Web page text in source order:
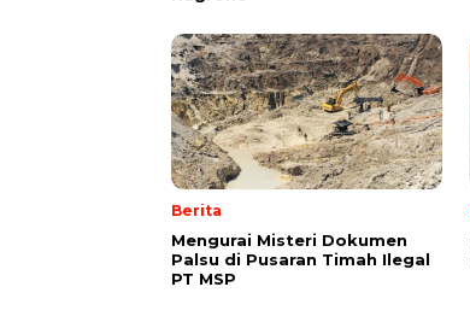
Berita
Mengurai Misteri Dokumen
Palsu di Pusaran Timah Ilegal
PT MSP